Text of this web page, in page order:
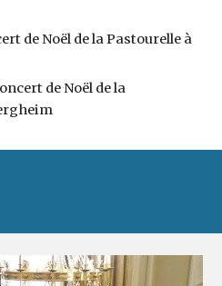
de Noël de la Pastourelle à
de Noël de la